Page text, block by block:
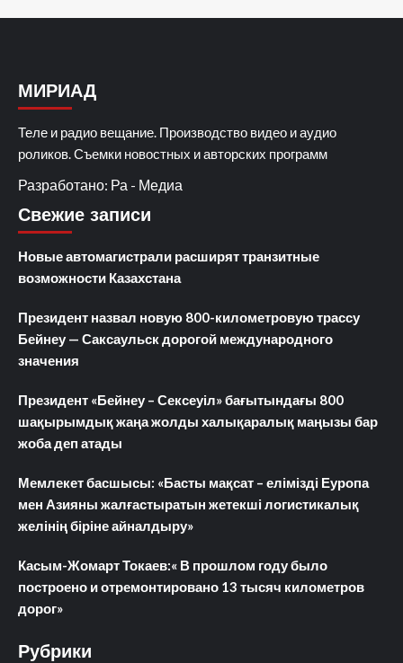
МИРИАД
Теле и радио вещание. Производство видео и аудио
роликов. Съемки новостных и авторских программ
Разработано: Ра - Медиа
Свежие записи
Новые автомагистрали расширят транзитные
возможности Казахстана
Президент назвал новую 800-километровую трассу
Бейнеу — Саксаульск дорогой международного
значения
Президент «Бейнеу – Сексеуіл» бағытындағы 800
шақырымдық жаңа жолды халықаралық маңызы бар
жоба деп атады
Мемлекет басшысы: «Басты мақсат – елімізді Еуропа
мен Азияны жалғастыратын жетекші логистикалық
желінің біріне айналдыру»
Касым-Жомарт Токаев:« В прошлом году было
построено и отремонтировано 13 тысяч километров
дорог»
Рубрики